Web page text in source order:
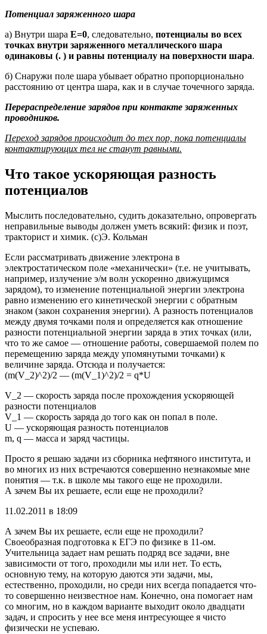
Потенциал заряженного шара
а) Внутри шара Е=0, следовательно, потенциалы во всех
точках внутри заряженного металлического шара
одинаковы (. ) и равны потенциалу на поверхности шара.
б) Снаружи поле шара убывает обратно пропорционально
расстоянию от центра шара, как и в случае точечного заряда.
Перераспределение зарядов при контакте заряженных
проводников.
Переход зарядов происходит до тех пор, пока потенциалы
контактирующих тел не станут равными.
Что такое ускоряющая разность
потенциалов
Мыслить последовательно, судить доказательно, опровергать
неправильные выводы должен уметь всякий: физик и поэт,
тракторист и химик. (с)Э. Кольман
Если рассматривать движение электрона в
электростатическом поле «механически» (т.е. не учитывать,
например, излучение э/м волн ускоренно движущимся
зарядом), то изменение потенциальной энергии электрона
равно изменению его кинетической энергии с обратным
знаком (закон сохранения энергии). А разность потенциалов
между двумя точками поля и определяется как отношение
разности потенциальной энергии заряда в этих точках (или,
что то же самое — отношение работы, совершаемой полем по
перемещению заряда между упомянутыми точками) к
величине заряда. Отсюда и получается:
(m(V_2)^2)/2 — (m(V_1)^2)/2 = q*U
V_2 — скорость заряда после прохождения ускоряющей
разности потенциалов
V_1 — скорость заряда до того как он попал в поле.
U — ускоряющая разность потенциалов
m, q — масса и заряд частицы.
Просто я решаю задачи из сборника нефтяного института, и
во многих из них встречаются совершенно незнакомые мне
понятия — т.к. в школе мы такого еще не проходили.
А зачем Вы их решаете, если еще не проходили?
11.02.2011 в 18:09
А зачем Вы их решаете, если еще не проходили?
Своеобразная подготовка к ЕГЭ по физике в 11-ом.
Учительница задает нам решать подряд все задачи, вне
зависимости от того, проходили мы или нет. То есть,
основную тему, на которую даются эти задачи, мы,
естественно, проходили, но среди них всегда попадается что-
то совершенно неизвестное нам. Конечно, она помогает нам
со многим, но в каждом варианте выходит около двадцати
задач, и спросить у нее все меня интресующее я чисто
физически не успеваю.